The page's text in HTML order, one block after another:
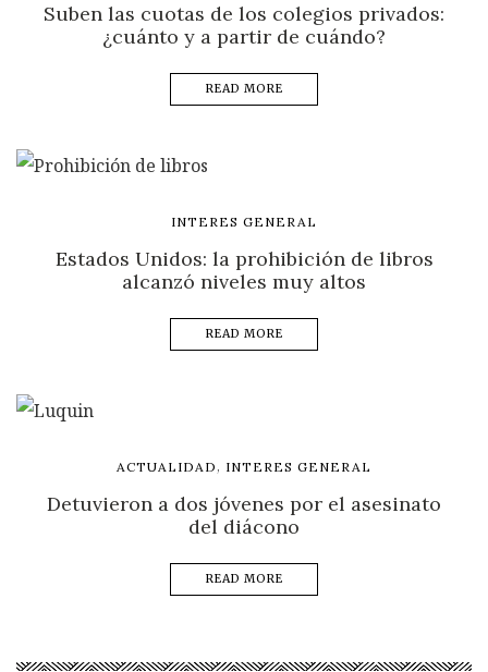
Suben las cuotas de los colegios privados:
¿cuánto y a partir de cuándo?
READ MORE
INTERES GENERAL
Estados Unidos: la prohibición de libros
alcanzó niveles muy altos
READ MORE
ACTUALIDAD , INTERES GENERAL
Detuvieron a dos jóvenes por el asesinato
del diácono
READ MORE